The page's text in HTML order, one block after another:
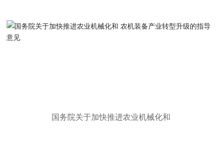
国务院关于加快推进农业机械化和